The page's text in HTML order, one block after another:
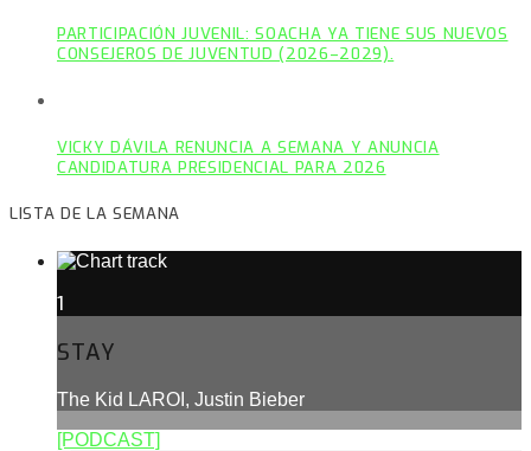
PARTICIPACIÓN JUVENIL: SOACHA YA TIENE SUS NUEVOS
CONSEJEROS DE JUVENTUD (2026–2029).
VICKY DÁVILA RENUNCIA A SEMANA Y ANUNCIA
CANDIDATURA PRESIDENCIAL PARA 2026
LISTA DE LA SEMANA
1
STAY
The Kid LAROI, Justin Bieber
[PODCAST]